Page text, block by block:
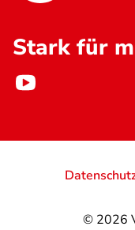
Stark für
© 2026